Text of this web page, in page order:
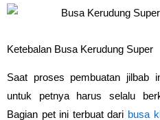
Ketebalan Busa Kerudung Super
Saat proses pembuatan jilbab
untuk petnya harus selalu
Bagian pet ini terbuat dari busa